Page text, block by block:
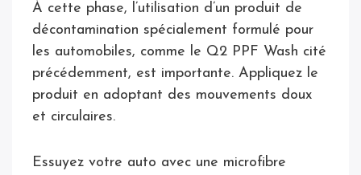
À cette phase, l’utilisation d’un produit de
décontamination spécialement formulé pour
les automobiles, comme le Q2 PPF Wash cité
précédemment, est importante. Appliquez le
produit en adoptant des mouvements doux
et circulaires.
Essuyez votre auto avec une microfibre